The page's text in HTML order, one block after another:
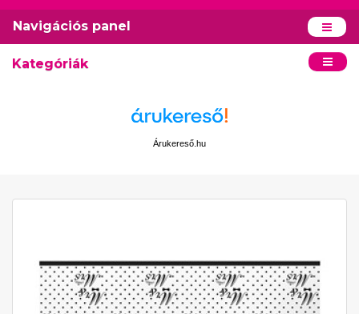
Navigációs panel
Kategóriák
Árukereső.hu